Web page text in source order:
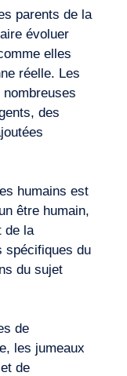
parents de la
évoluer
elles
réelle. Les
des
humains est
être humain,
de la
spécifiques du
du sujet
de
les jumeaux
de